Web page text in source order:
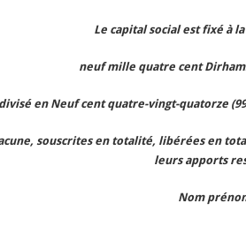
Le capital social est fixé à
neuf mille quatre cent
divisé en Neuf cent quatre-vingt-quatorze
souscrites en totalité, libérées en
leurs apports
Nom